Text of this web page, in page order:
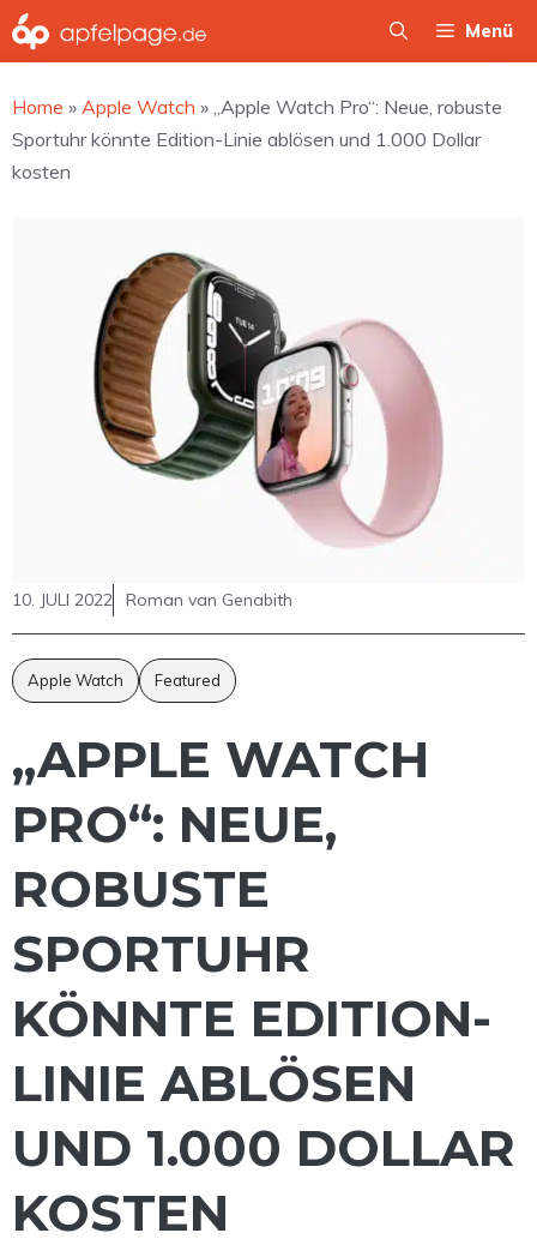
Zum
Inhalt
Menü
Home » Apple Watch » „Apple Watch Pro“: Neue, robuste
Sportuhr könnte Edition-Linie ablösen und 1.000 Dollar
kosten
10. JULI 2022 Roman van Genabith
Apple Watch Featured
„APPLE WATCH
PRO“: NEUE,
ROBUSTE
SPORTUHR
KÖNNTE EDITION-
LINIE ABLÖSEN
UND 1.000 DOLLAR
KOSTEN